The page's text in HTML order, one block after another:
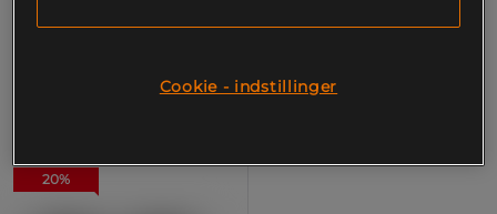
20%
Cookie - indstillinger